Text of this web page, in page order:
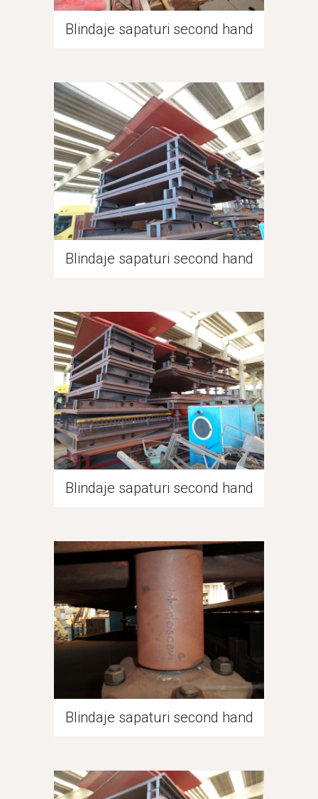
Blindaje sapaturi second hand
Blindaje sapaturi second hand
Blindaje sapaturi second hand
Blindaje sapaturi second hand